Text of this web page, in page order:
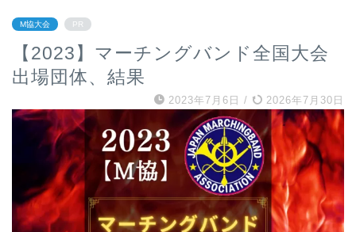
M協大会 PR
【2023】マーチングバンド全国大会
出場団体、結果
2023年7月6日 / 2026年7月30日